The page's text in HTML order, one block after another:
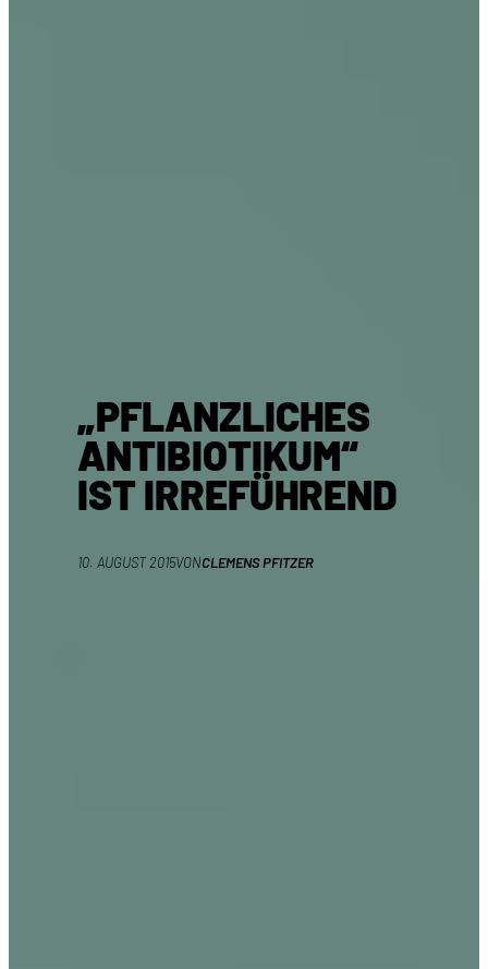
„PFLANZLICHES
ANTIBIOTIKUM“
IST IRREFÜHREND
10. AUGUST 2015VONCLEMENS PFITZER